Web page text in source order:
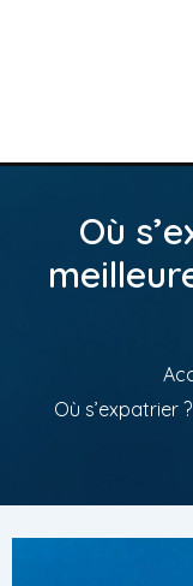
Où
Où s’expatrier